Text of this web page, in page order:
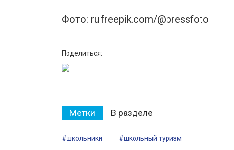
Фото: ru.freepik.com/@pressfoto
Поделиться:
Метки В разделе
#школьники #школьный туризм